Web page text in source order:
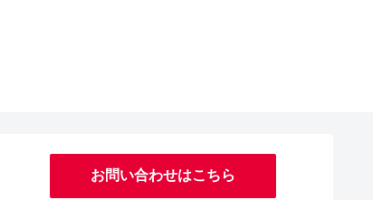
お問い合わせはこちら